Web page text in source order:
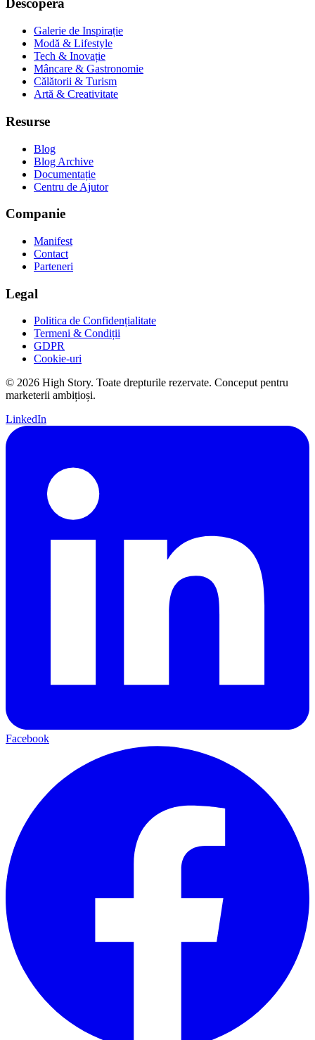
Descoperă
Galerie de Inspirație
Modă & Lifestyle
Tech & Inovație
Mâncare & Gastronomie
Călătorii & Turism
Artă & Creativitate
Resurse
Blog
Blog Archive
Documentație
Centru de Ajutor
Companie
Manifest
Contact
Parteneri
Legal
Politica de Confidențialitate
Termeni & Condiții
GDPR
Cookie-uri
© 2026 High Story. Toate drepturile rezervate. Conceput pentru
marketerii ambițioși.
LinkedIn
Facebook